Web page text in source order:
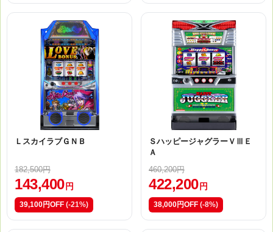
ＬスカイラブＧＮＢ
182,500円
143,400円
39,100円OFF (-21%)
ＳハッピージャグラーＶⅢＥ
Ａ
460,200円
422,200円
38,000円OFF (-8%)